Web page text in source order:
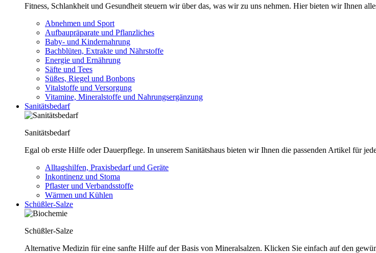
Fitness, Schlankheit und Gesundheit steuern wir über das, was wir zu uns nehmen. Hier bieten wir Ihnen
Abnehmen und Sport
Aufbaupräparate und Pflanzliches
Baby- und Kindernahrung
Bachblüten, Extrakte und Nährstoffe
Energie und Ernährung
Säfte und Tees
Süßes, Riegel und Bonbons
Vitalstoffe und Versorgung
Vitamine, Mineralstoffe und Nahrungsergänzung
Sanitätsbedarf
Sanitätsbedarf
Egal ob erste Hilfe oder Dauerpflege. In unserem Sanitätshaus bieten wir Ihnen die passenden Artikel für
Alltagshilfen, Praxisbedarf und Geräte
Inkontinenz und Stoma
Pflaster und Verbandsstoffe
Wärmen und Kühlen
Schüßler-Salze
Schüßler-Salze
Alternative Medizin für eine sanfte Hilfe auf der Basis von Mineralsalzen. Klicken Sie einfach auf den